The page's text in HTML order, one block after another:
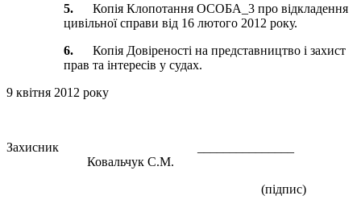
5.Копія Клопотання ОСОБА_3 про відкладення
цивільної справи від 16 лютого 2012 року.
6.Копія Довіреності на представництво і захист
прав та інтересів у судах.
9 квітня 2012 року
Захисник _______________
Ковальчук С.М.
(підпис)